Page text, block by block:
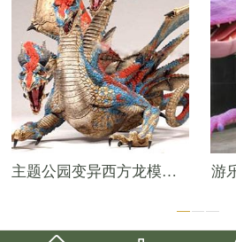
主题公园变异西方龙模型——三头龙 游